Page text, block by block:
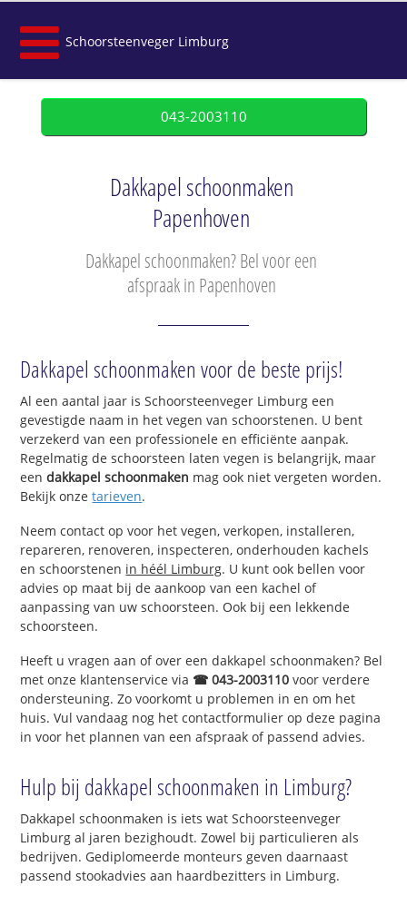
Schoorsteenveger Limburg
043-2003110
Dakkapel schoonmaken
Papenhoven
Dakkapel schoonmaken? Bel voor een
afspraak in Papenhoven
Dakkapel schoonmaken voor de beste prijs!
Al een aantal jaar is Schoorsteenveger Limburg een
gevestigde naam in het vegen van schoorstenen. U bent
verzekerd van een professionele en efficiënte aanpak.
Regelmatig de schoorsteen laten vegen is belangrijk, maar
eendakkapel schoonmaken mag ook niet vergeten worden.
Bekijk onzetarieven.
Neem contact op voor het vegen, verkopen, installeren,
repareren, renoveren, inspecteren, onderhouden kachels
en schoorstenen in héél Limburg. U kunt ook bellen voor
advies op maat bij de aankoop van een kachel of
aanpassing van uw schoorsteen. Ook bij een lekkende
schoorsteen.
Heeft u vragen aan of over een dakkapel schoonmaken? Bel
met onze klantenservice via ☎ 043-2003110 voor verdere
ondersteuning. Zo voorkomt u problemen in en om het
huis. Vul vandaag nog het contactformulier op deze pagina
in voor het plannen van een afspraak of passend advies.
Hulp bij dakkapel schoonmaken in Limburg?
Dakkapel schoonmaken is iets wat Schoorsteenveger
Limburg al jaren bezighoudt. Zowel bij particulieren als
bedrijven. Gediplomeerde monteurs geven daarnaast
passend stookadvies aan haardbezitters in Limburg.